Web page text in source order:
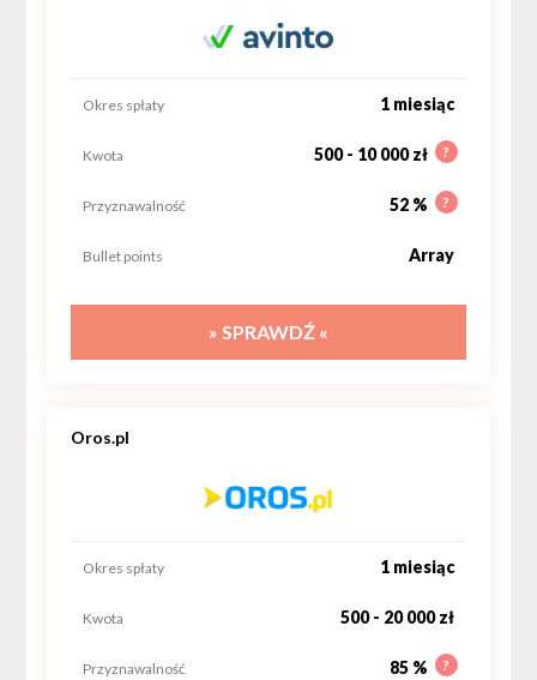
1 miesiąc
Okres spłaty
500 - 10 000 zł ?
Kwota
52 % ?
Przyznawalność
Array
Bullet points
» SPRAWDŹ «
Oros.pl
1 miesiąc
Okres spłaty
500 - 20 000 zł
Kwota
85 % ?
Przyznawalność